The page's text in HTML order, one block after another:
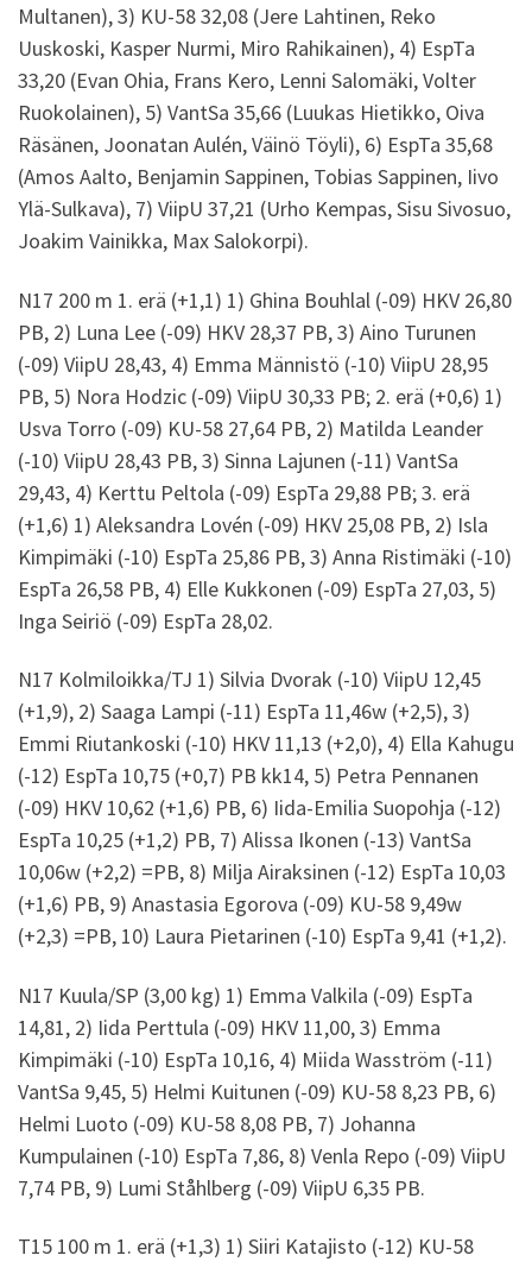
Multanen), 3) KU-58 32,08 (Jere Lahtinen, Reko
Uuskoski, Kasper Nurmi, Miro Rahikainen), 4) EspTa
33,20 (Evan Ohia, Frans Kero, Lenni Salomäki, Volter
Ruokolainen), 5) VantSa 35,66 (Luukas Hietikko, Oiva
Räsänen, Joonatan Aulén, Väinö Töyli), 6) EspTa 35,68
(Amos Aalto, Benjamin Sappinen, Tobias Sappinen, Iivo
Ylä-Sulkava), 7) ViipU 37,21 (Urho Kempas, Sisu Sivosuo,
Joakim Vainikka, Max Salokorpi).
N17 200 m 1. erä (+1,1) 1) Ghina Bouhlal (-09) HKV 26,80
PB, 2) Luna Lee (-09) HKV 28,37 PB, 3) Aino Turunen
(-09) ViipU 28,43, 4) Emma Männistö (-10) ViipU 28,95
PB, 5) Nora Hodzic (-09) ViipU 30,33 PB; 2. erä (+0,6) 1)
Usva Torro (-09) KU-58 27,64 PB, 2) Matilda Leander
(-10) ViipU 28,43 PB, 3) Sinna Lajunen (-11) VantSa
29,43, 4) Kerttu Peltola (-09) EspTa 29,88 PB; 3. erä
(+1,6) 1) Aleksandra Lovén (-09) HKV 25,08 PB, 2) Isla
Kimpimäki (-10) EspTa 25,86 PB, 3) Anna Ristimäki (-10)
EspTa 26,58 PB, 4) Elle Kukkonen (-09) EspTa 27,03, 5)
Inga Seiriö (-09) EspTa 28,02.
N17 Kolmiloikka/TJ 1) Silvia Dvorak (-10) ViipU 12,45
(+1,9), 2) Saaga Lampi (-11) EspTa 11,46w (+2,5), 3)
Emmi Riutankoski (-10) HKV 11,13 (+2,0), 4) Ella Kahugu
(-12) EspTa 10,75 (+0,7) PB kk14, 5) Petra Pennanen
(-09) HKV 10,62 (+1,6) PB, 6) Iida-Emilia Suopohja (-12)
EspTa 10,25 (+1,2) PB, 7) Alissa Ikonen (-13) VantSa
10,06w (+2,2) =PB, 8) Milja Airaksinen (-12) EspTa 10,03
(+1,6) PB, 9) Anastasia Egorova (-09) KU-58 9,49w
(+2,3) =PB, 10) Laura Pietarinen (-10) EspTa 9,41 (+1,2).
N17 Kuula/SP (3,00 kg) 1) Emma Valkila (-09) EspTa
14,81, 2) Iida Perttula (-09) HKV 11,00, 3) Emma
Kimpimäki (-10) EspTa 10,16, 4) Miida Wasström (-11)
VantSa 9,45, 5) Helmi Kuitunen (-09) KU-58 8,23 PB, 6)
Helmi Luoto (-09) KU-58 8,08 PB, 7) Johanna
Kumpulainen (-10) EspTa 7,86, 8) Venla Repo (-09) ViipU
7,74 PB, 9) Lumi Ståhlberg (-09) ViipU 6,35 PB.
T15 100 m 1. erä (+1,3) 1) Siiri Katajisto (-12) KU-58